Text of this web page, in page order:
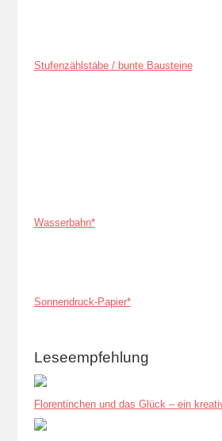
Stufenzählstäbe / bunte Bausteine
Wasserbahn*
Sonnendruck-Papier*
Leseempfehlung
Florentinchen und das Glück – ein